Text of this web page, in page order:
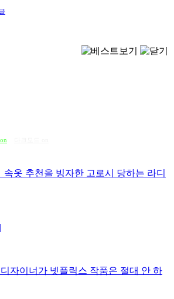
속옷 추천을 빙자한 고로시 당하는 라디
|
자이너가 넷플릭스 작품은 절대 안 하